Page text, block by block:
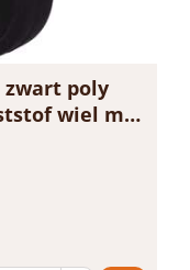
poly
wiel met